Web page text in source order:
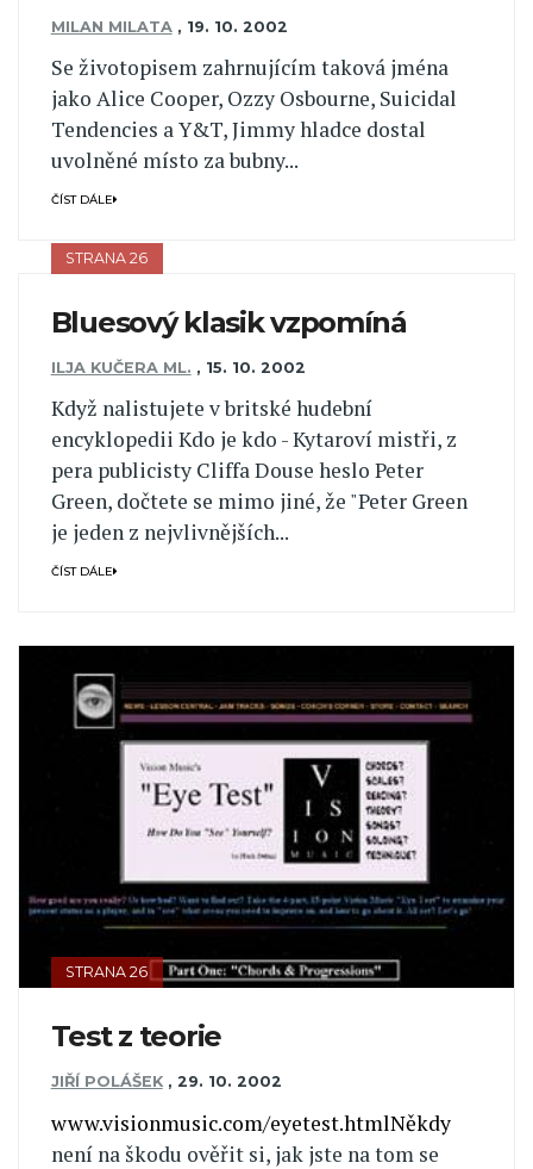
MILAN MILATA , 19. 10. 2002
Se životopisem zahrnujícím taková jména
jako Alice Cooper, Ozzy Osbourne, Suicidal
Tendencies a Y&T, Jimmy hladce dostal
uvolněné místo za bubny...
ČÍST DÁLE
STRANA 26
Bluesový klasik vzpomíná
ILJA KUČERA ML. , 15. 10. 2002
Když nalistujete v britské hudební
encyklopedii Kdo je kdo - Kytaroví mistři, z
pera publicisty Cliffa Douse heslo Peter
Green, dočtete se mimo jiné, že "Peter Green
je jeden z nejvlivnějších...
ČÍST DÁLE
STRANA 26
Test z teorie
JIŘÍ POLÁŠEK , 29. 10. 2002
www.visionmusic.com/eyetest.htmlNěkdy
není na škodu ověřit si, jak jste na tom se